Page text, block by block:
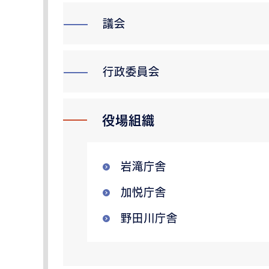
議会
行政委員会
役場組織
岩滝庁舎
加悦庁舎
野田川庁舎